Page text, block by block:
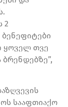
2
ყოველ თვე
სააფთიაქო